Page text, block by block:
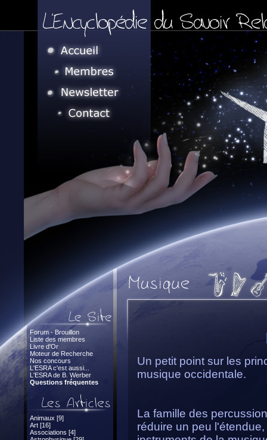
Forum - Brouillon
Liste des membres
Livre d'Or
Moteur de Recherche
Nos concours
L'ESRA c'est aussi...
L'ESRA de B. Werber
Questions fréquentes
Animaux [9]
Art [16]
Associations [4]
Un petit point sur les
musique occidentale.
La famille des
réduire un peu